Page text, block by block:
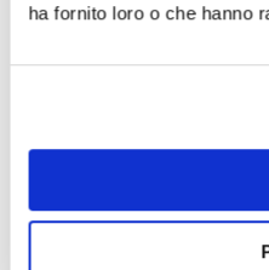
ha fornito loro o che hanno